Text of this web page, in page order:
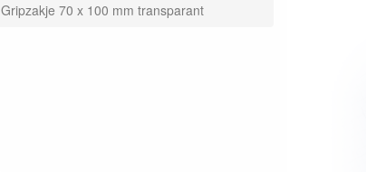
Gripzakje 70 x 100 mm transparant